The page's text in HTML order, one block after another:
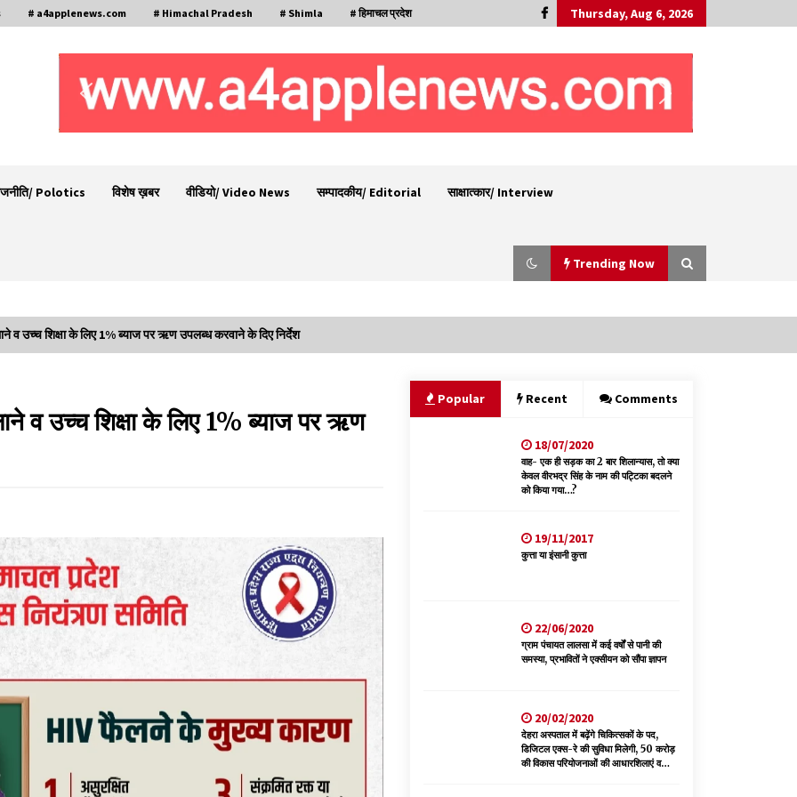
# a4applenews.com # Himachal Pradesh # Shimla # हिमाचल प्रदेश Thursday, Aug 6, 2026
Polotics विशेष ख़बर वीडियो/ Video News सम्पादकीय/ Editorial साक्षात्कार/ Interview
Trending Now
हर्ष महाजन
भवन एवं अन्य सन्निर्माण कामगार शीघ्र करवाएं ई-श्रम
पोर्टल पर पंजीकरण
05/08/2026
जांच की मांग, भाजपा ने कहा- “हर पैसे का हिसाब जनता को
मिले”
05/08/2026
के खिलाफ कल शिमला में प्रदर्शन, मानसून सत्र में सरकार
को घेरने की तैयारी
हिमाचल सरकार लाएगी नई “स्वास्थ्य बीमा नीति”, गरीब
परिवारों के लिए उपलब्ध होगी बेहतरीन उपचार सुविधा- CM
नीतियों को धरातल पर उतारने के लिए सरकार प्रतिबद्ध
04/08/2026
व उच्च शिक्षा के लिए 1% ब्याज पर ऋण उपलब्ध करवाने के दिए निर्देश
व उच्च शिक्षा के लिए 1% ब्याज पर ऋण
Popular Recent Comments
18/07/2020
वाह- एक ही सड़क का 2 बार शिलान्यास, तो क्या
केवल वीरभद्र सिंह के नाम की पट्टिका बदलने
को किया गया…?
19/11/2017
कुत्ता या इंसानी कुत्ता
22/06/2020
ग्राम पंचायत लालसा में कई वर्षों से पानी की
समस्या, प्रभावितों ने एक्सीयन को सौंपा ज्ञापन
20/02/2020
देहरा अस्पताल में बढ़ेंगे चिकित्सकों के पद,
डिजिटल एक्स-रे की सुविधा मिलेगी, 50 करोड़
की विकास परियोजनाओं की आधारशिलाएं व